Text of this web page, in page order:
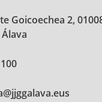
Goicoechea 2,